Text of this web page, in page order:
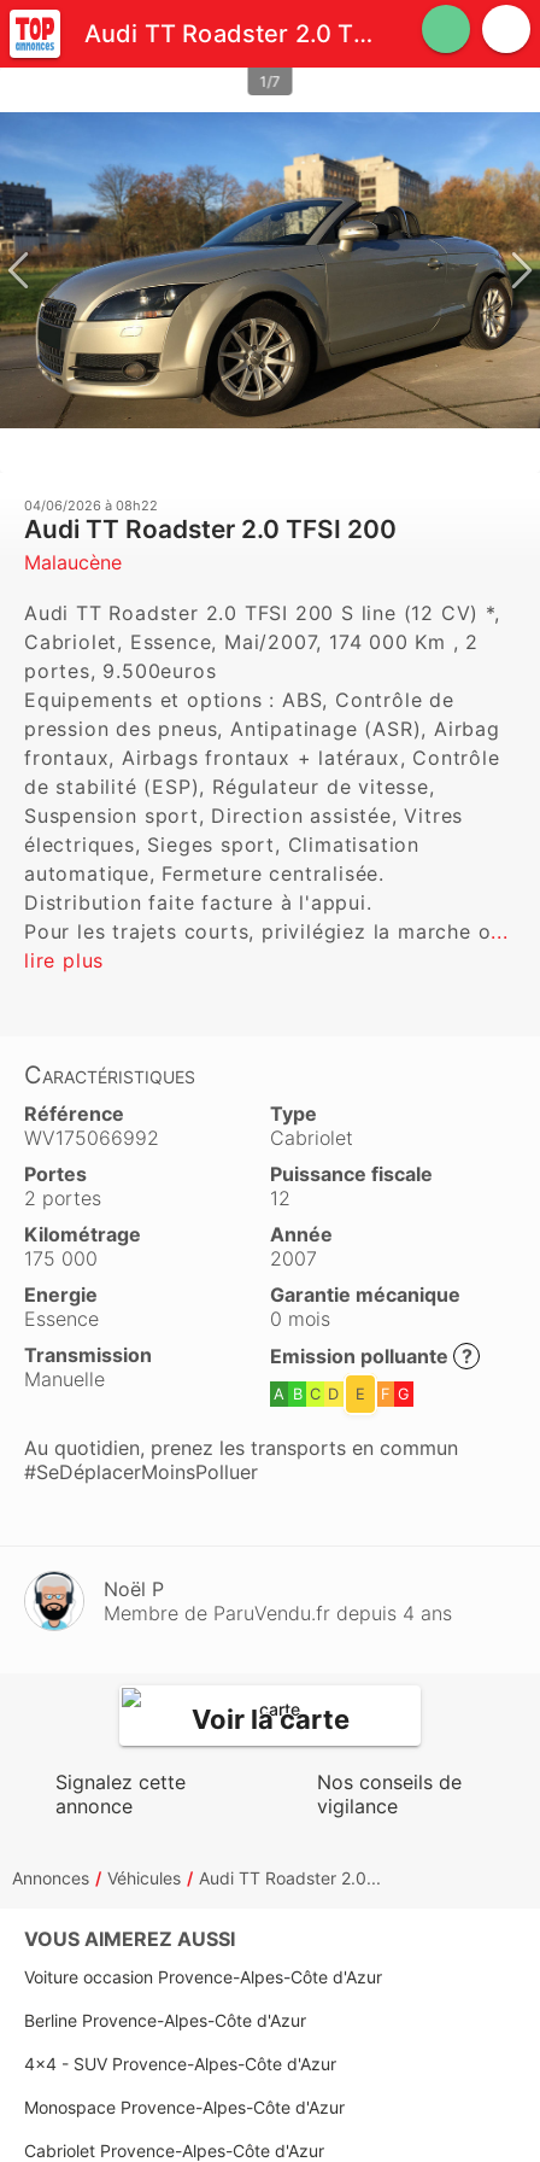
Audi TT Roadster 2.0 TFSI 200
1/7
04/06/2026 à 08h22
Audi TT Roadster 2.0 TFSI 200
Malaucène
Audi TT Roadster 2.0 TFSI 200 S line (12 CV) *,
Cabriolet, Essence, Mai/2007, 174 000 Km , 2
portes, 9.500euros
Equipements et options : ABS, Contrôle de
pression des pneus, Antipatinage (ASR), Airbag
frontaux, Airbags frontaux + latéraux, Contrôle
de stabilité (ESP), Régulateur de vitesse,
Suspension sport, Direction assistée, Vitres
électriques, Sieges sport, Climatisation
automatique, Fermeture centralisée.
Distribution faite facture à l'appui.
Pour les trajets courts, privilégiez la marche o...
lire plus
Caractéristiques
Référence
WV175066992
Type
Cabriolet
Portes
2 portes
Puissance fiscale
12
Kilométrage
175 000
Année
2007
Energie
Essence
Garantie mécanique
0 mois
Transmission
Manuelle
Emission polluante ?
A B C D E F G
Au quotidien, prenez les transports en commun
#SeDéplacerMoinsPolluer
Noël P
Membre de ParuVendu.fr depuis 4 ans
Voir la carte
Signalez cette
annonce
Nos conseils de
vigilance
Annonces Véhicules Audi TT Roadster 2.0...
VOUS AIMEREZ AUSSI
Voiture occasion Provence-Alpes-Côte d'Azur
Berline Provence-Alpes-Côte d'Azur
4x4 - SUV Provence-Alpes-Côte d'Azur
Monospace Provence-Alpes-Côte d'Azur
Cabriolet Provence-Alpes-Côte d'Azur